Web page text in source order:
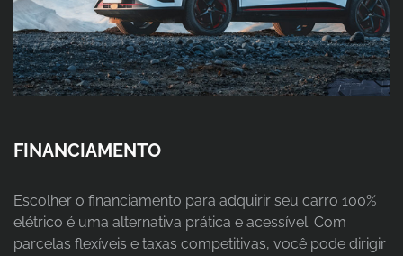
FINANCIAMENTO
Escolher o financiamento para adquirir seu carro 100%
elétrico é uma alternativa prática e acessível. Com
parcelas flexíveis e taxas competitivas, você pode dirigir